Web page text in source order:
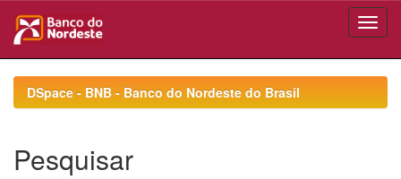
navigationDSpace - BNB - Banco do Nordeste do Brasil
Pesquisar